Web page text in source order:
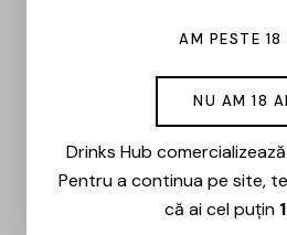
AM PESTE 18
NU AM 18
Drinks Hub
Pentru a continua pe site,
că ai cel puțin